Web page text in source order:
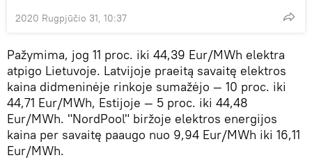
2020 Rugpjūčio 31, 10:37
Pažymima, jog 11 proc. iki 44,39 Eur/MWh elektra
atpigo Lietuvoje. Latvijoje praeitą savaitę elektros
kaina didmeninėje rinkoje sumažėjo — 10 proc. iki
44,71 Eur/MWh, Estijoje — 5 proc. iki 44,48
Eur/MWh. "NordPool" biržoje elektros energijos
kaina per savaitę paaugo nuo 9,94 Eur/MWh iki 16,11
Eur/MWh.